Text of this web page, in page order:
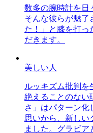
数多の腕時計を日
そんな彼らが魅了
た！」と膝を打っ
だきます。
美しい人
ルッキズム批判を
絶えることのない
さ」はパターン化
思いから、新しい
ました。グラビア